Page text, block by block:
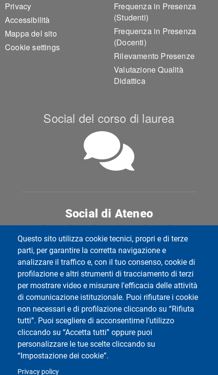
Questo sito utilizza cookie tecnici, propri e di terze
parti, per garantire la corretta navigazione e
analizzare il traffico e, con il tuo consenso, cookie di
profilazione e altri strumenti di tracciamento di terzi
per mostrare video e misurare l'efficacia delle attività
di comunicazione istituzionale. Puoi rifiutare i cookie
non necessari e di profilazione cliccando su “Rifiuta
tutti”. Puoi scegliere di acconsentirne l’utilizzo
cliccando su “Accetta tutti” oppure puoi
personalizzare le tue scelte cliccando su
“Impostazione dei cookie”.
Privacy policy
Privacy
Accessibilità
Mappa del sito
Cookie settings
Frequenza in Presenza
(Studenti)
Frequenza in Presenza
(Docenti)
Rilevamento Presenze
Valutazione Qualità
Didattica
Social del corso di laurea
Dipartimento di Scienze della Terra e dell'Ambiente
Telefono: +39 0382 985244/985379
Social di Ateneo